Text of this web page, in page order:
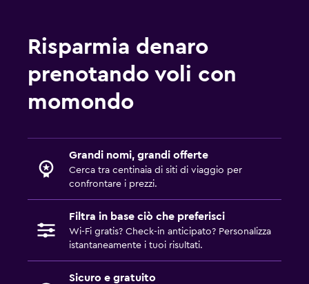
Risparmia denaro
prenotando voli con
momondo
Grandi nomi, grandi offerte
Cerca tra centinaia di siti di viaggio per
confrontare i prezzi.
Filtra in base ciò che preferisci
Wi-Fi gratis? Check-in anticipato? Personalizza
istantaneamente i tuoi risultati.
Sicuro e gratuito